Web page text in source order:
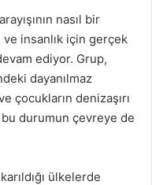
nasıl bir
ve insanlık için gerçek
ediyor. Grup,
dayanılmaz
çocukların denizaşırı
bu durumun çevreye de
ülkelerde